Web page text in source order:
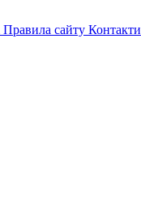
Правила сайту Контакти